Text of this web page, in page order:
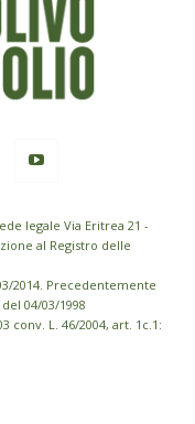
legale Via Eritrea 21 -
al Registro delle
2014. Precedentemente
04/03/1998
conv. L. 46/2004, art. 1c.1: